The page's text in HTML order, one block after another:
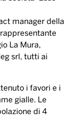
manager della
La Mura,
srl, tutti ai
i favori e i
gialle. Le
di 4